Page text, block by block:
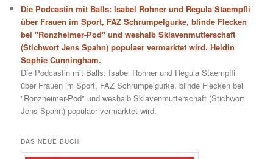
Die Podcastin mit Balls: Isabel Rohner und Regula Staempfli
über Frauen im Sport, FAZ Schrumpelgurke, blinde Flecken
bei "Ronzheimer-Pod" und weshalb Sklavenmutterschaft
(Stichwort Jens Spahn) populaer vermarktet wird. Heldin
Sophie Cunningham.
Die Podcastin mit Balls: Isabel Rohner und Regula Staempfli
über Frauen im Sport, FAZ Schrumpelgurke, blinde Flecken bei
"Ronzheimer-Pod" und weshalb Sklavenmutterschaft (Stichwort
Jens Spahn) populaer vermarktet wird.
DAS NEUE BUCH